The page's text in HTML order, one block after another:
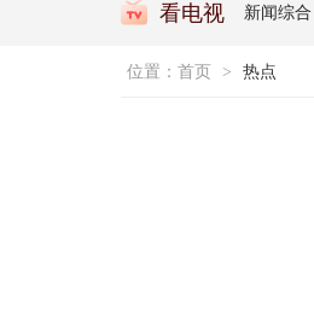
看电视 新闻综合
位置： 首页 > 热点